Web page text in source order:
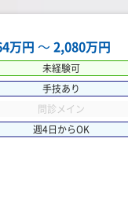
万円 〜2,080万円
未経験可
手技あり
問診メイン
週4日からOK